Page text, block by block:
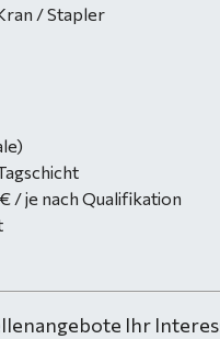
/ Stapler
/ je nach Qualifikation
Ihr